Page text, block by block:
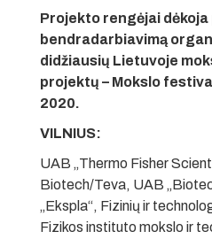
Projekto rengėjai
bendradarbiavimą
didžiausių Lietuvoje
projektų – Mokslo
2020.
VILNIUS:
UAB „Thermo Fisher
Biotech/Teva, UAB
„Ekspla“, Fizinių ir
Fizikos instituto mokslo ir